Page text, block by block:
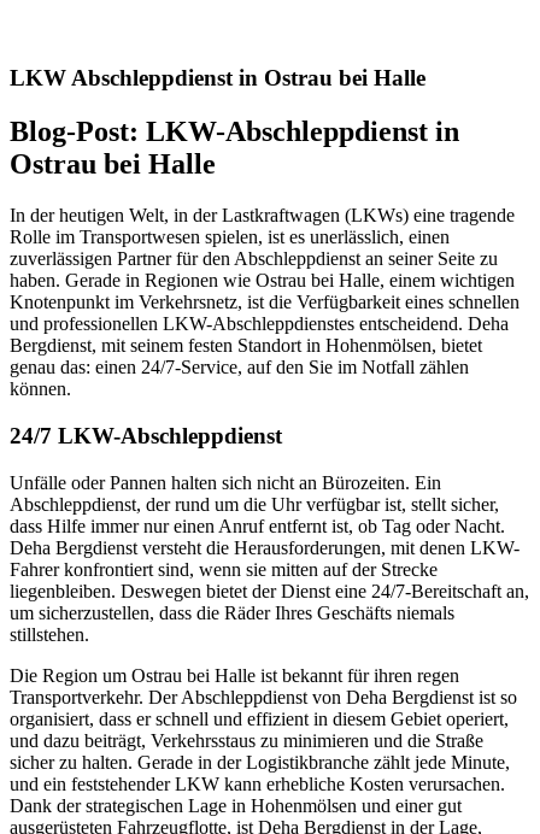
LKW Abschleppdienst in Ostrau bei Halle
Blog-Post: LKW-Abschleppdienst in
Ostrau bei Halle
In der heutigen Welt, in der Lastkraftwagen (LKWs) eine tragende
Rolle im Transportwesen spielen, ist es unerlässlich, einen
zuverlässigen Partner für den Abschleppdienst an seiner Seite zu
haben. Gerade in Regionen wie Ostrau bei Halle, einem wichtigen
Knotenpunkt im Verkehrsnetz, ist die Verfügbarkeit eines schnellen
und professionellen LKW-Abschleppdienstes entscheidend. Deha
Bergdienst, mit seinem festen Standort in Hohenmölsen, bietet
genau das: einen 24/7-Service, auf den Sie im Notfall zählen
können.
24/7 LKW-Abschleppdienst
Unfälle oder Pannen halten sich nicht an Bürozeiten. Ein
Abschleppdienst, der rund um die Uhr verfügbar ist, stellt sicher,
dass Hilfe immer nur einen Anruf entfernt ist, ob Tag oder Nacht.
Deha Bergdienst versteht die Herausforderungen, mit denen LKW-
Fahrer konfrontiert sind, wenn sie mitten auf der Strecke
liegenbleiben. Deswegen bietet der Dienst eine 24/7-Bereitschaft an,
um sicherzustellen, dass die Räder Ihres Geschäfts niemals
stillstehen.
Die Region um Ostrau bei Halle ist bekannt für ihren regen
Transportverkehr. Der Abschleppdienst von Deha Bergdienst ist so
organisiert, dass er schnell und effizient in diesem Gebiet operiert,
und dazu beiträgt, Verkehrsstaus zu minimieren und die Straße
sicher zu halten. Gerade in der Logistikbranche zählt jede Minute,
und ein feststehender LKW kann erhebliche Kosten verursachen.
Dank der strategischen Lage in Hohenmölsen und einer gut
ausgerüsteten Fahrzeugflotte, ist Deha Bergdienst in der Lage,